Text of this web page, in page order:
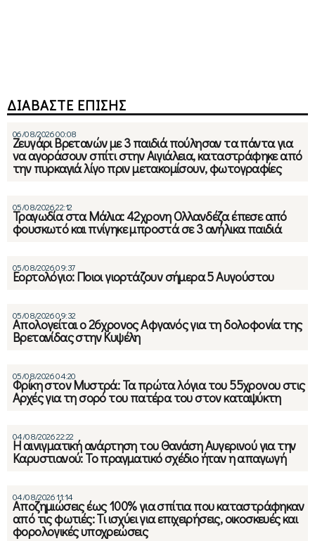
ΔΙΑΒΑΣΤΕ ΕΠΙΣΗΣ
06/08/2026 00:08
Ζευγάρι Βρετανών με 3 παιδιά πούλησαν τα πάντα για
να αγοράσουν σπίτι στην Αιγιάλεια, καταστράφηκε από
την πυρκαγιά λίγο πριν μετακομίσουν, φωτογραφίες
05/08/2026 22:12
Τραγωδία στα Μάλια: 42χρονη Ολλανδέζα έπεσε από
φουσκωτό και πνίγηκε μπροστά σε 3 ανήλικα παιδιά
05/08/2026 09:37
Εορτολόγιο: Ποιοι γιορτάζουν σήμερα 5 Αυγούστου
05/08/2026 09:32
Απολογείται ο 26χρονος Αφγανός για τη δολοφονία της
Βρετανίδας στην Κυψέλη
05/08/2026 04:20
Φρίκη στον Μυστρά: Τα πρώτα λόγια του 55χρονου στις
Αρχές για τη σορό του πατέρα του στον καταψύκτη
04/08/2026 22:22
Η αινιγματική ανάρτηση του Θανάση Αυγερινού για την
Καρυστιανού: Το πραγματικό σχέδιο ήταν η απαγωγή
04/08/2026 11:14
Αποζημιώσεις έως 100% για σπίτια που καταστράφηκαν
από τις φωτιές: Τι ισχύει για επιχειρήσεις, οικοσκευές και
φορολογικές υποχρεώσεις